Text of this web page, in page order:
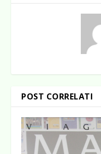
POST CORRELATI